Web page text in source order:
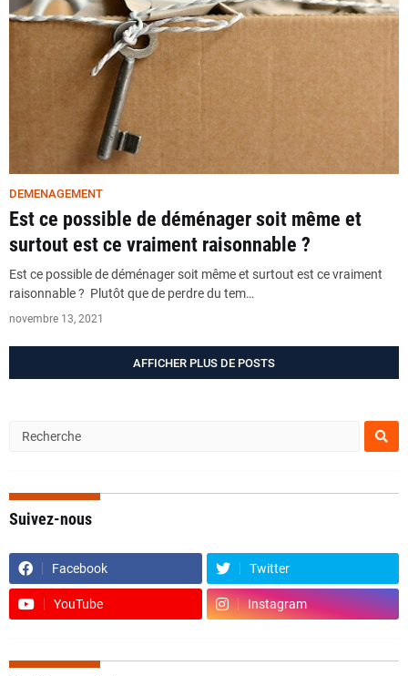
DEMENAGEMENT
Est ce possible de déménager soit même et
surtout est ce vraiment raisonnable ?
Est ce possible de déménager soit même et surtout est ce vraiment
raisonnable ? Plutôt que de perdre du tem…
novembre 13, 2021
AFFICHER PLUS DE POSTS
Suivez-nous
Facebook Twitter
YouTube Instagram